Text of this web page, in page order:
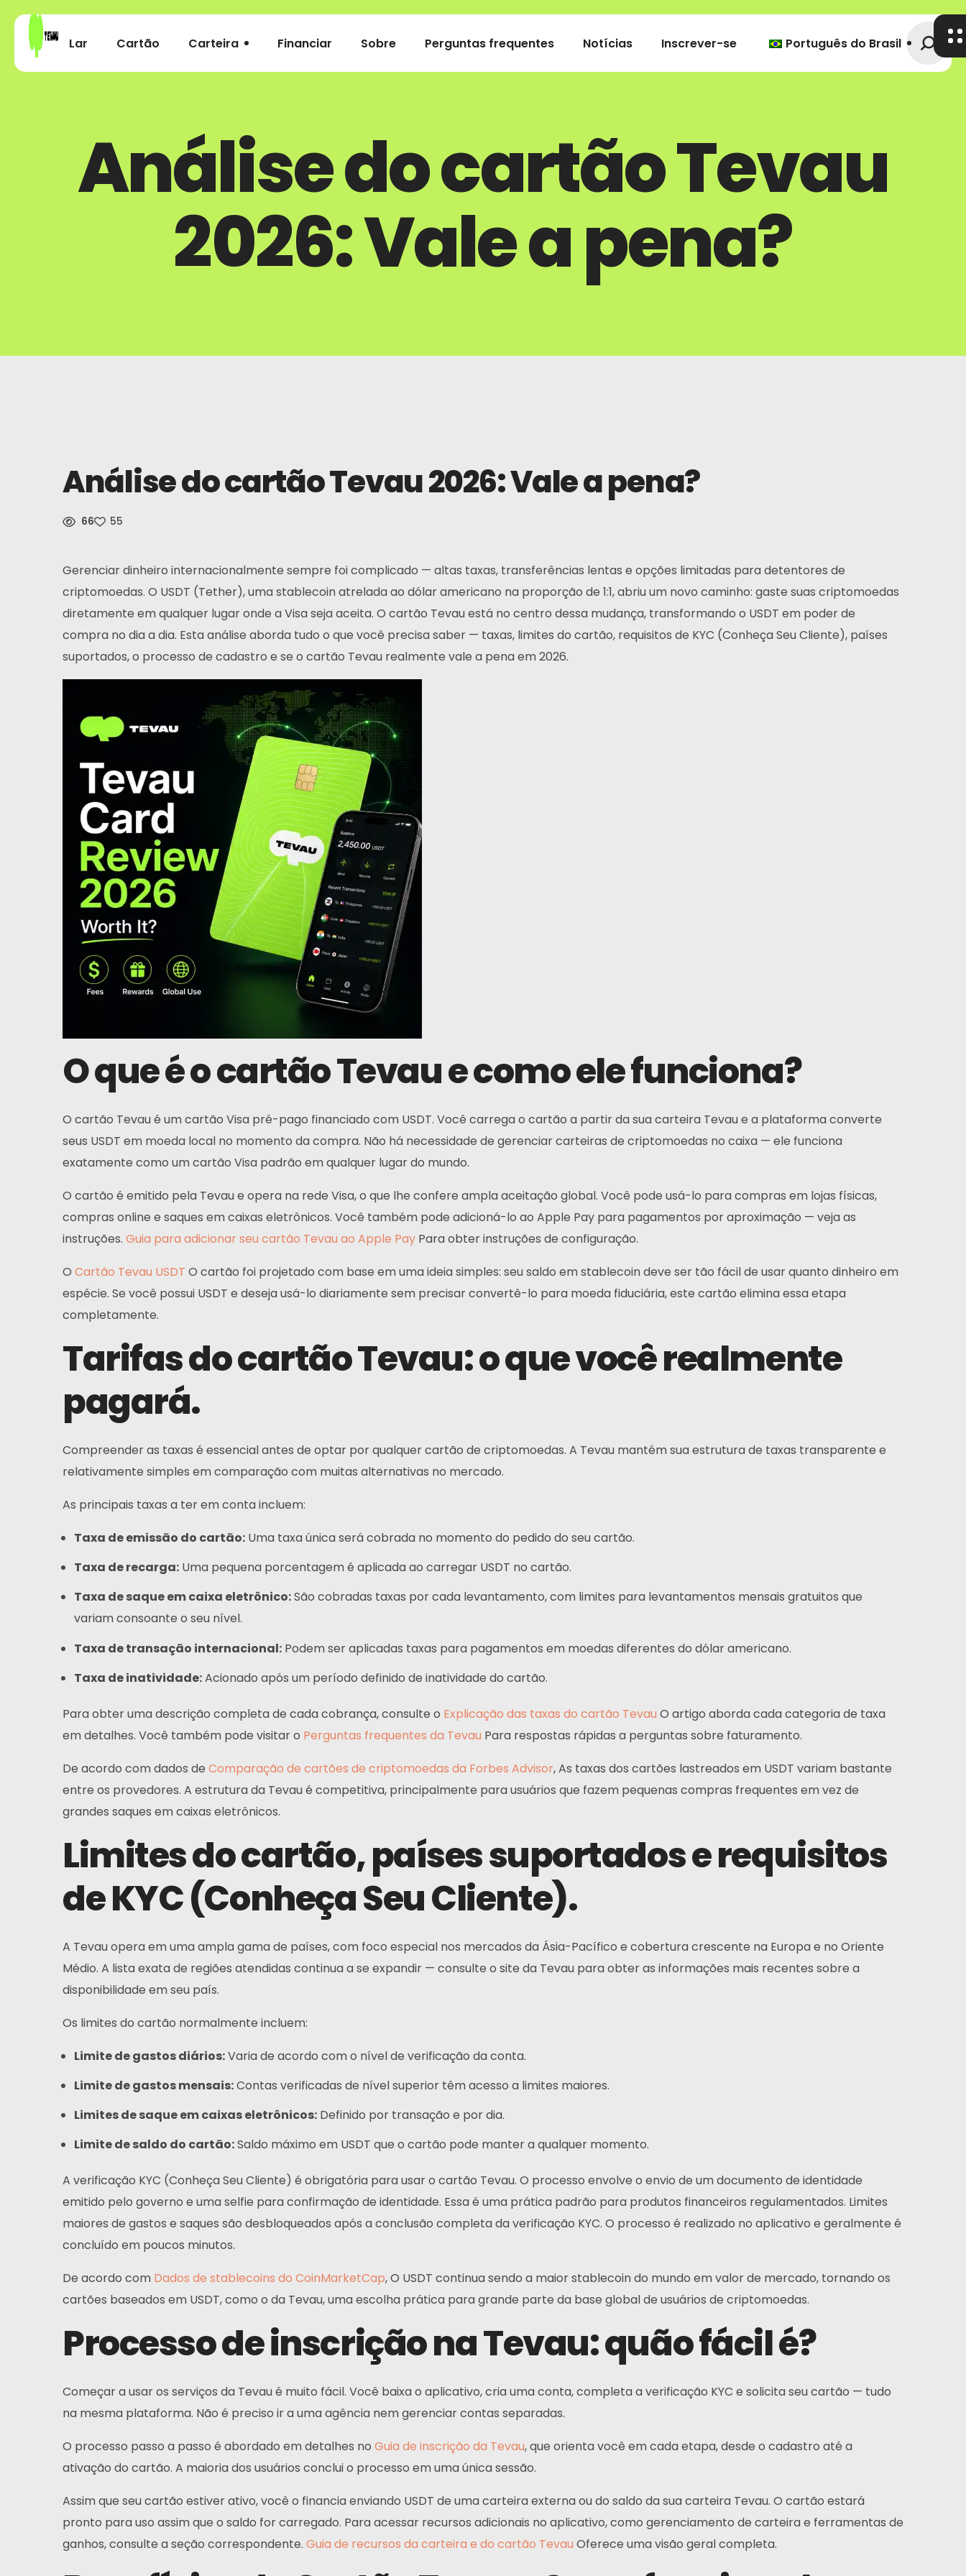
Lar Cartão Carteira Financiar Sobre Perguntas frequentes Notícias Inscrever-se Português do Brasil
Lar
Cartão
Carteira
Financiar
Perguntas Frequentes
Notícias
Português Do Brasil
Endereço:
+6011 5888 4061
Análise do cartão Tevau
2026: Vale a pena?
Análise do cartão Tevau 2026: Vale a pena?
66 55
Gerenciar dinheiro internacionalmente sempre foi complicado — altas taxas, transferências lentas e opções limitadas para detentores de
criptomoedas. O USDT (Tether), uma stablecoin atrelada ao dólar americano na proporção de 1:1, abriu um novo caminho: gaste suas criptomoedas
diretamente em qualquer lugar onde a Visa seja aceita. O cartão Tevau está no centro dessa mudança, transformando o USDT em poder de
compra no dia a dia. Esta análise aborda tudo o que você precisa saber — taxas, limites do cartão, requisitos de KYC (Conheça Seu Cliente), países
suportados, o processo de cadastro e se o cartão Tevau realmente vale a pena em 2026.
O que é o cartão Tevau e como ele funciona?
O cartão Tevau é um cartão Visa pré-pago financiado com USDT. Você carrega o cartão a partir da sua carteira Tevau e a plataforma converte
seus USDT em moeda local no momento da compra. Não há necessidade de gerenciar carteiras de criptomoedas no caixa — ele funciona
exatamente como um cartão Visa padrão em qualquer lugar do mundo.
O cartão é emitido pela Tevau e opera na rede Visa, o que lhe confere ampla aceitação global. Você pode usá-lo para compras em lojas físicas,
compras online e saques em caixas eletrônicos. Você também pode adicioná-lo ao Apple Pay para pagamentos por aproximação — veja as
instruções. Guia para adicionar seu cartão Tevau ao Apple Pay Para obter instruções de configuração.
O Cartão Tevau USDT O cartão foi projetado com base em uma ideia simples: seu saldo em stablecoin deve ser tão fácil de usar quanto dinheiro em
espécie. Se você possui USDT e deseja usá-lo diariamente sem precisar convertê-lo para moeda fiduciária, este cartão elimina essa etapa
completamente.
Tarifas do cartão Tevau: o que você realmente
pagará.
Compreender as taxas é essencial antes de optar por qualquer cartão de criptomoedas. A Tevau mantém sua estrutura de taxas transparente e
relativamente simples em comparação com muitas alternativas no mercado.
As principais taxas a ter em conta incluem:
Taxa de emissão do cartão: Uma taxa única será cobrada no momento do pedido do seu cartão.
Taxa de recarga: Uma pequena porcentagem é aplicada ao carregar USDT no cartão.
Taxa de saque em caixa eletrônico:São cobradas taxas por cada levantamento, com limites para levantamentos mensais gratuitos que
variam consoante o seu nível.
Taxa de transação internacional: Podem ser aplicadas taxas para pagamentos em moedas diferentes do dólar americano.
Taxa de inatividade:Acionado após um período definido de inatividade do cartão.
Para obter uma descrição completa de cada cobrança, consulte o Explicação das taxas do cartão Tevau O artigo aborda cada categoria de taxa
em detalhes. Você também pode visitar o Perguntas frequentes da Tevau Para respostas rápidas a perguntas sobre faturamento.
De acordo com dados de Comparação de cartões de criptomoedas da Forbes Advisor, As taxas dos cartões lastreados em USDT variam bastante
entre os provedores. A estrutura da Tevau é competitiva, principalmente para usuários que fazem pequenas compras frequentes em vez de
grandes saques em caixas eletrônicos.
Limites do cartão, países suportados e requisitos
de KYC (Conheça Seu Cliente).
A Tevau opera em uma ampla gama de países, com foco especial nos mercados da Ásia-Pacífico e cobertura crescente na Europa e no Oriente
Médio. A lista exata de regiões atendidas continua a se expandir — consulte o site da Tevau para obter as informações mais recentes sobre a
disponibilidade em seu país.
Os limites do cartão normalmente incluem:
Limite de gastos diários:Varia de acordo com o nível de verificação da conta.
Limite de gastos mensais:Contas verificadas de nível superior têm acesso a limites maiores.
Limites de saque em caixas eletrônicos: Definido por transação e por dia.
Limite de saldo do cartão:Saldo máximo em USDT que o cartão pode manter a qualquer momento.
A verificação KYC (Conheça Seu Cliente) é obrigatória para usar o cartão Tevau. O processo envolve o envio de um documento de identidade
emitido pelo governo e uma selfie para confirmação de identidade. Essa é uma prática padrão para produtos financeiros regulamentados. Limites
maiores de gastos e saques são desbloqueados após a conclusão completa da verificação KYC. O processo é realizado no aplicativo e geralmente é
concluído em poucos minutos.
De acordo com Dados de stablecoins do CoinMarketCap, O USDT continua sendo a maior stablecoin do mundo em valor de mercado, tornando os
cartões baseados em USDT, como o da Tevau, uma escolha prática para grande parte da base global de usuários de criptomoedas.
Processo de inscrição na Tevau: quão fácil é?
Começar a usar os serviços da Tevau é muito fácil. Você baixa o aplicativo, cria uma conta, completa a verificação KYC e solicita seu cartão — tudo
na mesma plataforma. Não é preciso ir a uma agência nem gerenciar contas separadas.
O processo passo a passo é abordado em detalhes no Guia de inscrição da Tevau, que orienta você em cada etapa, desde o cadastro até a
ativação do cartão. A maioria dos usuários conclui o processo em uma única sessão.
Assim que seu cartão estiver ativo, você o financia enviando USDT de uma carteira externa ou do saldo da sua carteira Tevau. O cartão estará
pronto para uso assim que o saldo for carregado. Para acessar recursos adicionais no aplicativo, como gerenciamento de carteira e ferramentas de
ganhos, consulte a seção correspondente. Guia de recursos da carteira e do cartão Tevau Oferece uma visão geral completa.